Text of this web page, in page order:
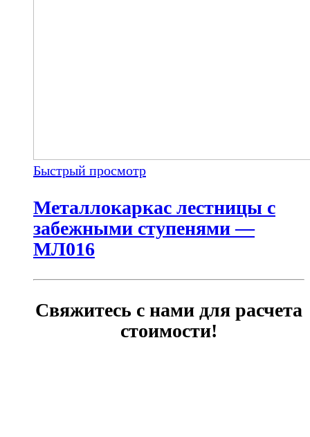
Быстрый просмотр
Металлокаркас лестницы с
забежными ступенями —
МЛ016
Свяжитесь с нами для расчета
стоимости!